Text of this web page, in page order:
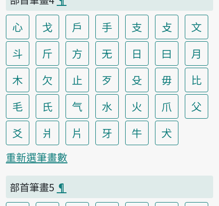
心 戈 戶 手 支 攴
文
斗
斤 方 无 日 曰
月
木
欠 止 歹 殳 毋
比
毛
氏 气 水 火 爪
父
爻
爿 片 牙 牛 犬
重新選筆畫數
部首筆畫5 ¶